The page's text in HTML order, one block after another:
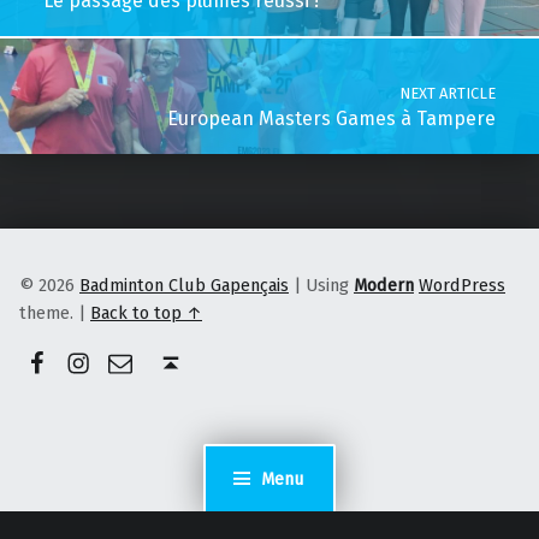
Menu
NEXT ARTICLE
European Masters Games à Tampere
© 2026 Badminton Club Gapençais Using Modern WordPress
theme.
Back to top ↑